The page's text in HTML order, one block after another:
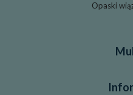
Opaski